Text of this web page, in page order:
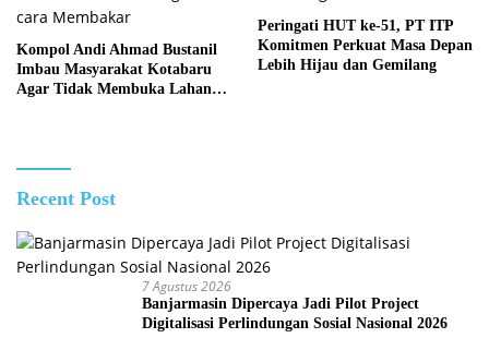
Kompol Andi Ahmad Bustanil
Imbau Masyarakat Kotabaru
Agar Tidak Membuka Lahan
Peringati HUT ke-51, PT ITP
Komitmen Perkuat Masa Depan
Lebih Hijau dan Gemilang
Recent Post
7 Agustus 2026
Banjarmasin Dipercaya Jadi Pilot Project
Digitalisasi Perlindungan Sosial Nasional 2026